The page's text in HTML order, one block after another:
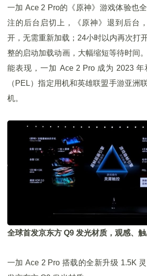
一加 Ace 2 Pro的《原神》游戏体验也
注的后台启切上，《原神》退到后台
开，无需重新加载；24小时以内再次打
整的启动加载动画，大幅缩短等待时间
能表现，一加 Ace 2 Pro 成为 2023
（PEL）指定用机和英雄联盟手游亚洲
机。
全球首发京东方 Q9 发光材质，观感、
一加 Ace 2 Pro 搭载的全新升级 1.5K